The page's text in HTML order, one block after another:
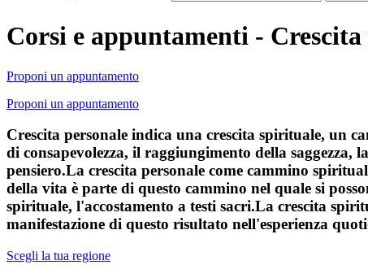
Corsi e appuntamenti - Crescita
Proponi un appuntamento
Proponi un appuntamento
Crescita personale indica una crescita spirituale, un
di consapevolezza, il raggiungimento della saggezza,
pensiero.La crescita personale come cammino
della vita è parte di questo cammino nel quale si
spirituale, l'accostamento a testi sacri.La crescita
manifestazione di questo risultato nell'esperienza
Scegli la tua regione